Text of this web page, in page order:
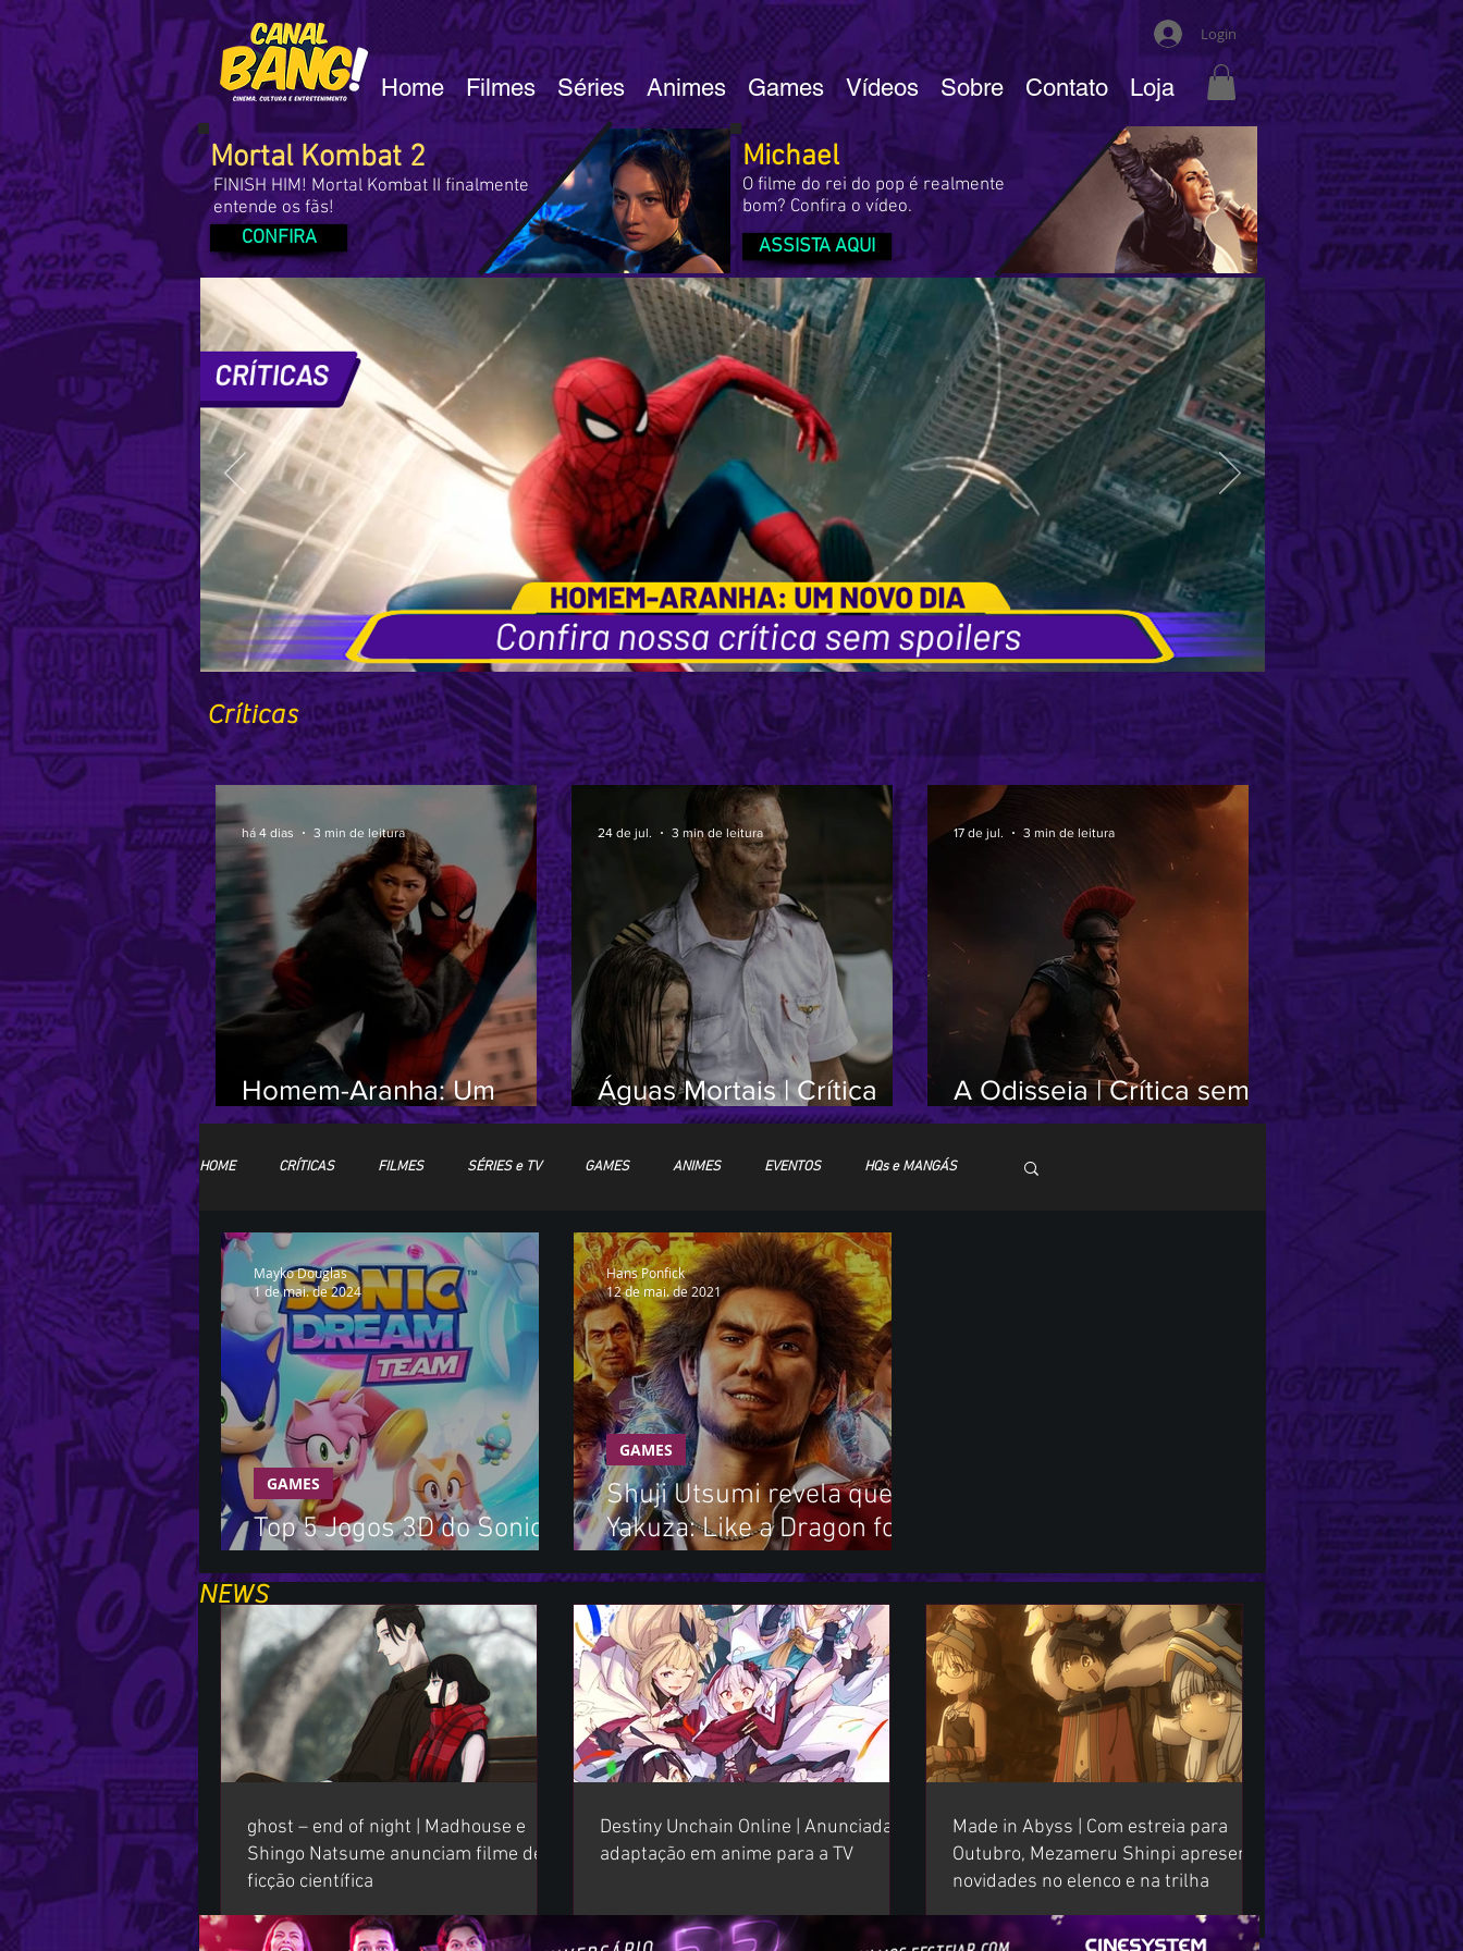
Login
Home Filmes Séries Animes Games Vídeos Sobre Contato Loja
Mortal Kombat 2
FINISH HIM! Mortal Kombat II finalmente
entende os fãs!
CONFIRA ASSISTA AQUI
O filme do rei do pop é realmente
bom? Confira o vídeo.
Michael
Homem-Aranha: Um
Novo Dia (Crítica Sem
Spoilers)
há 4 dias 3 min de leitura
Águas Mortais | Crítica
sem spoilers
24 de jul. 3 min de leitura
A Odisseia | Crítica sem
Spoilers
17 de jul. 3 min de leitura
Críticas
HOME CRÍTICAS FILMES SÉRIES e TV GAMES ANIMES EVENTOS HQs e MANGÁS
LIVROS CCXP25 ImagineLand
Top 5 Jogos 3D do Sonic
GAMES
Mayko Douglas
1 de mai. de 2024
Shuji Utsumi revela que
Yakuza: Like a Dragon foi o
série
GAMES
Hans Ponfick
12 de mai. de 2021
Notícias
ghost – end of night | Madhouse e
Shingo Natsume anunciam filme de
ficção científica
Destiny Unchain Online | Anunciada
adaptação em anime para a TV
Made in Abyss | Com estreia para
Outubro, Mezameru Shinpi apresenta
novidades no elenco e na trilha
NEWS